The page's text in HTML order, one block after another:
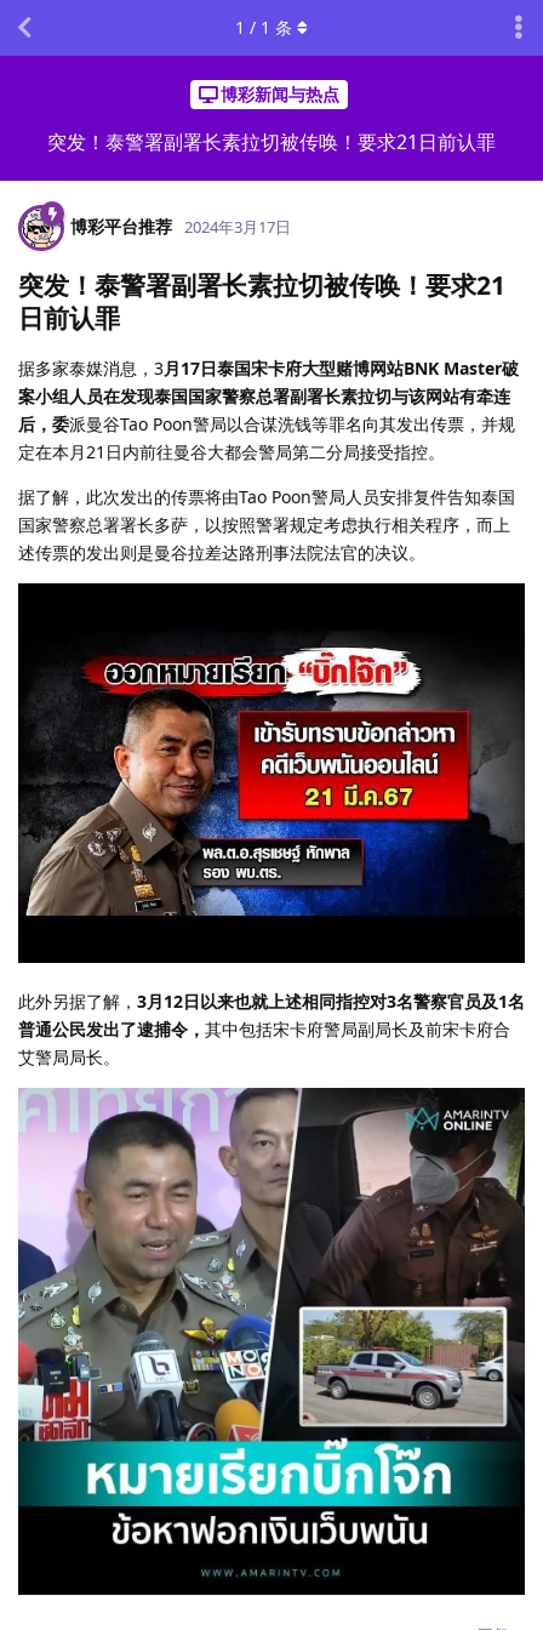
博彩新闻与热点
突发！泰警署副署长素拉切被传唤！要求21日前认罪
1 / 1 条
博彩平台推荐 2024年3月17日
突发！泰警署副署长素拉切被传唤！要求21
日前认罪
据多家泰媒消息，3月17日泰国宋卡府大型赌博网站BNK Master破
案小组人员在发现泰国国家警察总署副署长素拉切与该网站有牵连
后，委派曼谷Tao Poon警局以合谋洗钱等罪名向其发出传票，并规
定在本月21日内前往曼谷大都会警局第二分局接受指控。
据了解，此次发出的传票将由Tao Poon警局人员安排复件告知泰国
国家警察总署署长多萨，以按照警署规定考虑执行相关程序，而上
述传票的发出则是曼谷拉差达路刑事法院法官的决议。
此外另据了解， 3月12日以来也就上述相同指控对3名警察官员及1名
普通公民发出了逮捕令， 其中包括宋卡府警局副局长及前宋卡府合
艾警局局长。